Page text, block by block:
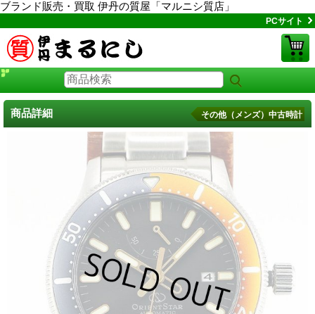
ブランド販売・買取 伊丹の質屋「マルニシ質店」
PCサイト
商品詳細 その他（メンズ）中古時計